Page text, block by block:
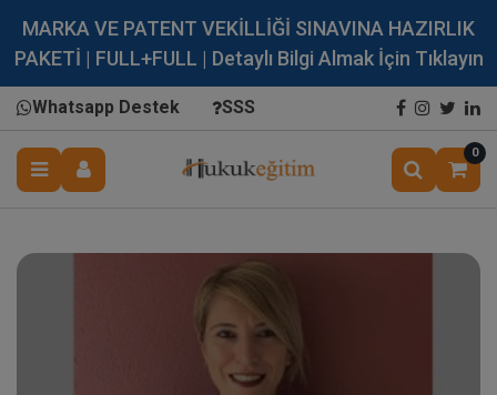
MARKA VE PATENT VEKİLLİĞİ SINAVINA HAZIRLIK
PAKETİ | FULL+FULL | Detaylı Bilgi Almak İçin Tıklayın
Whatsapp Destek SSS
0